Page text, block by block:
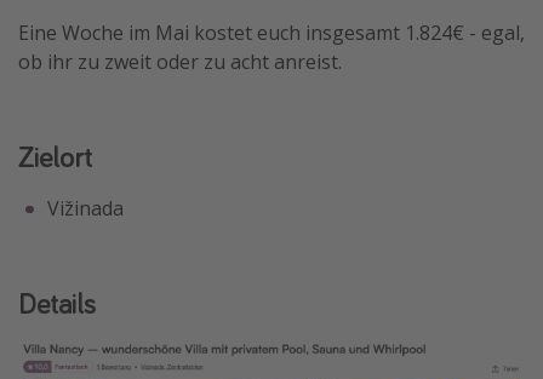
Last Minute Urlaub Deutschland
Eine Woche im Mai kostet euch insgesamt 1.824€ - egal,
ob ihr zu zweit oder zu acht anreist.
Zielort
Vižinada
Details